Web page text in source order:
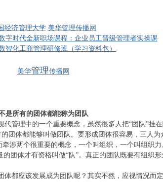
经济管理大学 美华管理传播网
字时代全新职场课程：企业员工晋级管理者实操课
智化工商管理研修班（学习资料包）
美华管理传播网
是所有的团体都能称为团队
管理中的一个重要概念，虽然很多人把“团队”挂
团体都能够叫做团队。要形成团体很容易，三人
涉两个很重要的概念，一个叫组织，一个叫组织
团体才有资格叫做“队”。真正的团队既要有组织
都应该发展成为团队呢？其实不然，应视情况而